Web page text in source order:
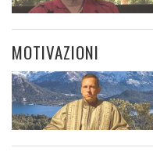
MOTIVAZIONI